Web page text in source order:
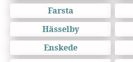
Farsta
Hässelby
Enskede